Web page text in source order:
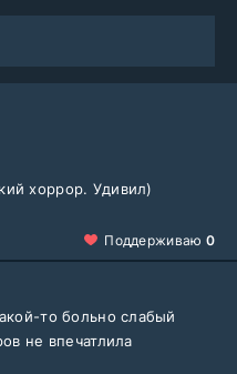
хоррор. Удивил)
Поддерживаю 0
то больно слабый
не впечатлила